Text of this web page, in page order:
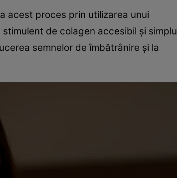
acest proces prin utilizarea unui
de colagen accesibil și simplu
semnelor de îmbătrânire și la